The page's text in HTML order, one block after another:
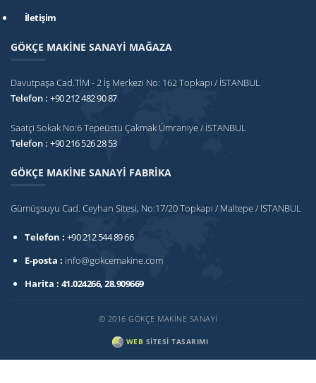
İletişim
GÖKÇE MAKİNE SANAYİ MAĞAZA
Davutpaşa Cad.TİM - 2 İş Merkezi No: 162 Topkapı / İSTANBUL
Telefon : +90 212 482 90 87
Saatçi Sokak No:6 Tepeüstü Çakmak Ümraniye / İSTANBUL
Telefon : +90 216 526 28 53
GÖKÇE MAKİNE SANAYİ FABRİKA
Gümüşsuyu Cad. Ceyhan Sitesi, No:17/20 Topkapı / Maltepe / İSTANBUL
Telefon : +90 212 544 89 66
E-posta : info@gokcemakine.com
Harita : 41.024266, 28.909669
© 2016 GÖKÇE MAKİNE SANAYİ
WEB SITESI TASARIMI